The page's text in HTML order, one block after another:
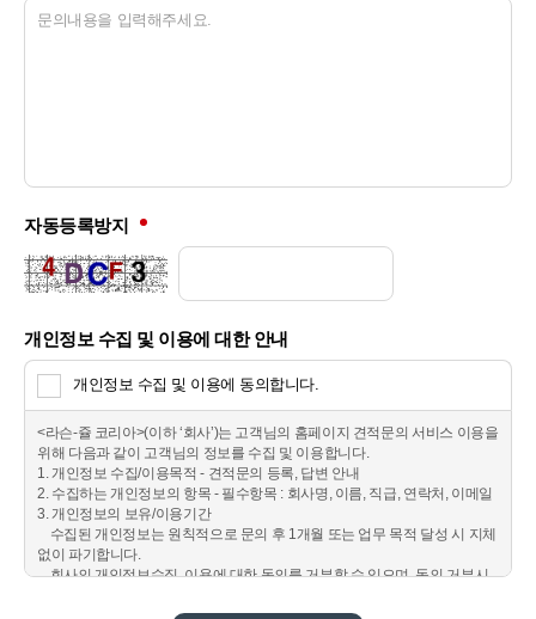
자동등록방지
개인정보 수집 및 이용에 대한 안내
개인정보 수집 및 이용에 동의합니다.